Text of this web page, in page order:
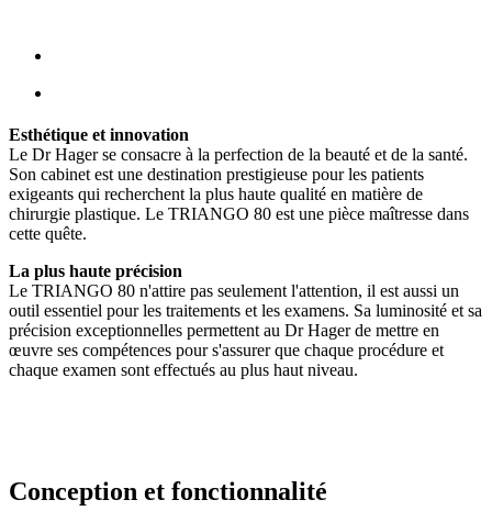
Esthétique et innovation
Le Dr Hager se consacre à la perfection de la beauté et de la santé.
Son cabinet est une destination prestigieuse pour les patients
exigeants qui recherchent la plus haute qualité en matière de
chirurgie plastique. Le TRIANGO 80 est une pièce maîtresse dans
cette quête.
La plus haute précision
Le TRIANGO 80 n'attire pas seulement l'attention, il est aussi un
outil essentiel pour les traitements et les examens. Sa luminosité et sa
précision exceptionnelles permettent au Dr Hager de mettre en
œuvre ses compétences pour s'assurer que chaque procédure et
chaque examen sont effectués au plus haut niveau.
Conception et fonctionnalité